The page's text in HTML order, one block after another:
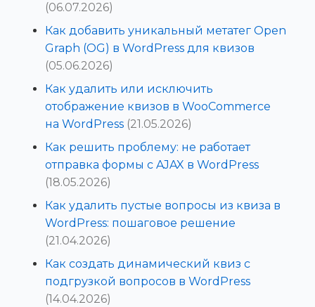
(06.07.2026)
Как добавить уникальный метатег Open
Graph (OG) в WordPress для квизов
(05.06.2026)
Как удалить или исключить
отображение квизов в WooCommerce
на WordPress (21.05.2026)
Как решить проблему: не работает
отправка формы с AJAX в WordPress
(18.05.2026)
Как удалить пустые вопросы из квиза в
WordPress: пошаговое решение
(21.04.2026)
Как создать динамический квиз с
подгрузкой вопросов в WordPress
(14.04.2026)